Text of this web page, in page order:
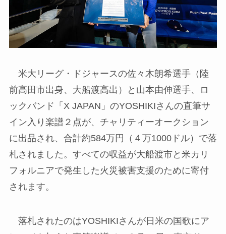
米大リーグ・ドジャースの佐々木朗希選手（陸
前高田市出身、大船渡高出）と山本由伸選手、ロ
ックバンド「X JAPAN」のYOSHIKIさんの直筆サ
イン入り楽譜２点が、チャリティーオークション
に出品され、合計約584万円（４万1000ドル）で落
札されました。すべての収益が大船渡市と米カリ
フォルニアで発生した火災被害支援のために寄付
されます。
落札されたのはYOSHIKIさんが日米の国歌にア